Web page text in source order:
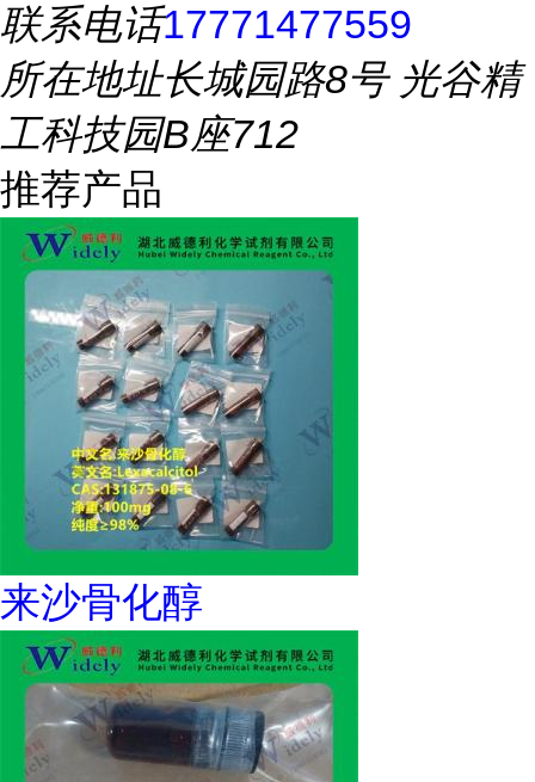
联系电话17771477559
所在地址长城园路8号 光谷精
工科技园B座712
推荐产品
来沙骨化醇